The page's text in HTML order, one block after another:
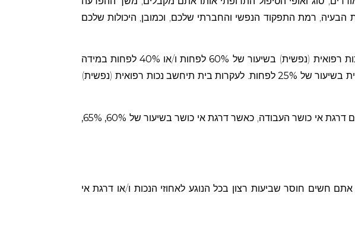
רמת התפקוד הנפשי והחברתי שלכם, וכמובן, היכולות שלכם
רפואית (נפשית) בשיעור של 60%לפחות ו/או 40%לפחות במידה
בשיעור של 25%לפחות. לעקרות בית תיחשב נכות רפואית (נפשית)
דרגת אי כושר העבודה, כאשר דרגת אי כושר בשיעור של
60%, 65%,
חוסר שביעות רצון בכל הנוגע לאחוזי הנכות ו/או דרגת אי